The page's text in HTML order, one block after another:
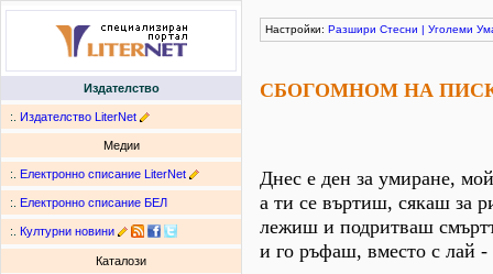
Издателство
:. Издателство LiterNet
Медии
:. Електронно списание LiterNet
:. Електронно списание БЕЛ
:. Културни новини
Каталози
Настройки: Разшири Стесни | Уголеми
СБОГОМНОМ НА
Днес е ден за умиране,
а ти се въртиш, сякаш за
лежиш и подритваш
и го ръфаш, вместо с лай -